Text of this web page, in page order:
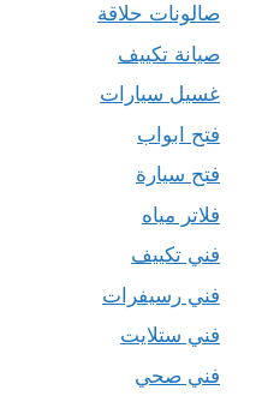
صالونات حلاقة
صيانة تكييف
غسيل سيارات
فتح ابواب
فتح سيارة
فلاتر مياه
فني تكييف
فني رسيفرات
فني ستلايت
فني صحي